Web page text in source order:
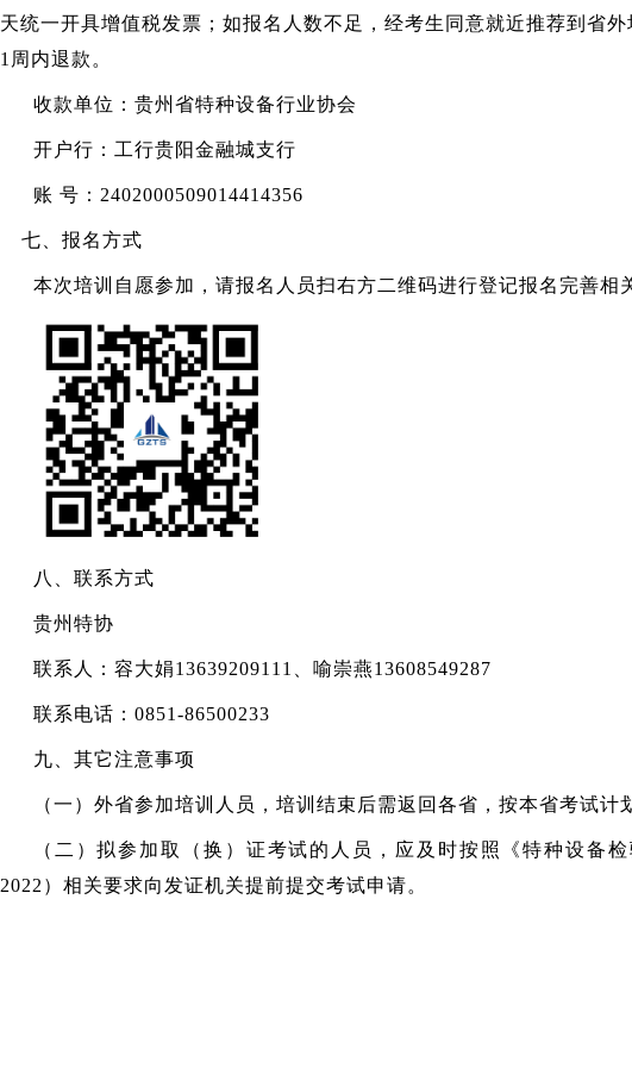
天统一开具增值税发票；如报名人数不足，经考生同意就近推荐到省
1周内退款。
收款单位：贵州省特种设备行业协会
开户行：工行贵阳金融城支行
账 号：2402000509014414356
七、报名方式
本次培训自愿参加，请报名人员扫右方二维码进行登记报名完善相
八、联系方式
贵州特协
联系人：容大娟13639209111、喻崇燕13608549287
联系电话：0851-86500233
九、其它注意事项
（一）外省参加培训人员，培训结束后需返回各省，按本省考试计
（二）拟参加取（换）证考试的人员，应及时按照《特种设备
2022）相关要求向发证机关提前提交考试申请。